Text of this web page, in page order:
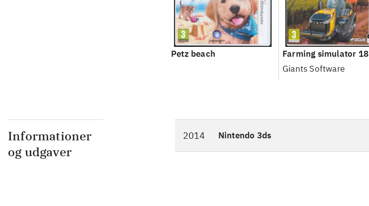
Petz beach
Farming simulator 18
Giants Software
Informationer
og udgaver
2014 Nintendo 3ds